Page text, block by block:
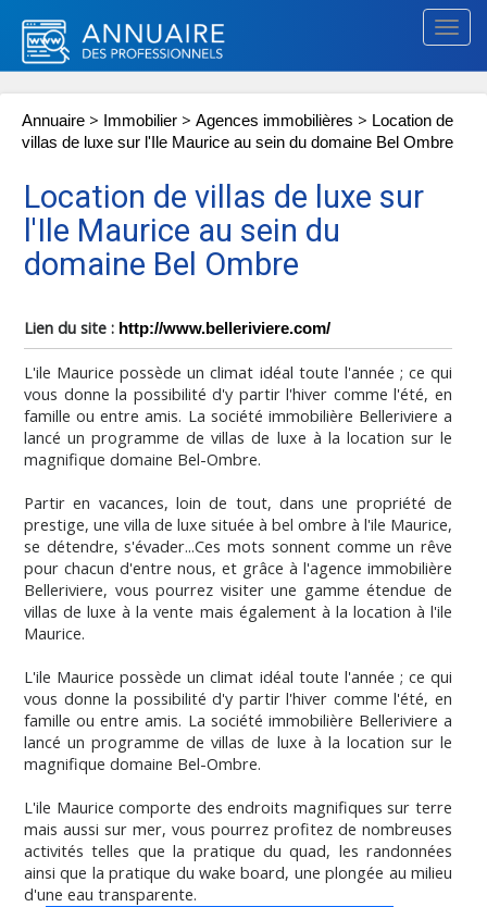
Annuaire > Immobilier > Agences immobilières > Location de
villas de luxe sur l'Ile Maurice au sein du domaine Bel Ombre
Location de villas de luxe sur
l'Ile Maurice au sein du
domaine Bel Ombre
Lien du site : http://www.belleriviere.com/
L'ile Maurice possède un climat idéal toute l'année ; ce qui
vous donne la possibilité d'y partir l'hiver comme l'été, en
famille ou entre amis. La société immobilière Belleriviere a
lancé un programme de villas de luxe à la location sur le
magnifique domaine Bel-Ombre.
Partir en vacances, loin de tout, dans une propriété de
prestige, une villa de luxe située à bel ombre à l'ile Maurice,
se détendre, s'évader...Ces mots sonnent comme un rêve
pour chacun d'entre nous, et grâce à l'agence immobilière
Belleriviere, vous pourrez visiter une gamme étendue de
villas de luxe à la vente mais également à la location à l'ile
Maurice.
L'ile Maurice possède un climat idéal toute l'année ; ce qui
vous donne la possibilité d'y partir l'hiver comme l'été, en
famille ou entre amis. La société immobilière Belleriviere a
lancé un programme de villas de luxe à la location sur le
magnifique domaine Bel-Ombre.
L'ile Maurice comporte des endroits magnifiques sur terre
mais aussi sur mer, vous pourrez profitez de nombreuses
activités telles que la pratique du quad, les randonnées
ainsi que la pratique du wake board, une plongée au milieu
d'une eau transparente.